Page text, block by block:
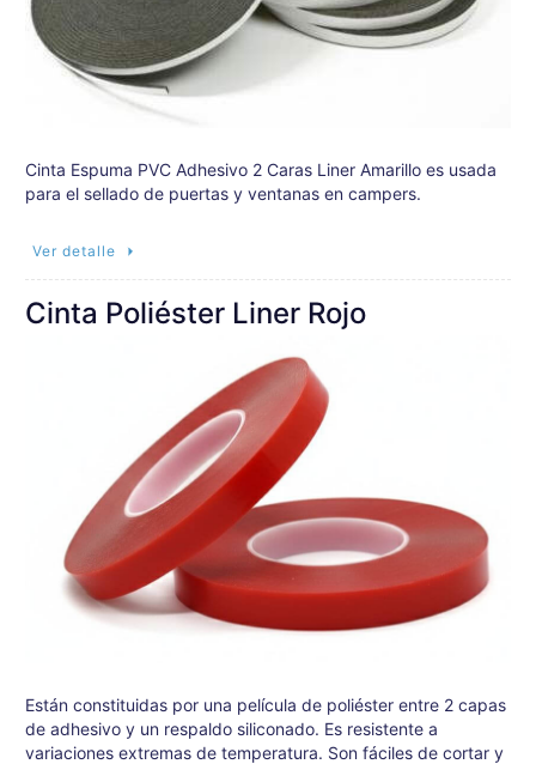
Cinta Espuma PVC Adhesivo 2 Caras Liner Amarillo es usada
para el sellado de puertas y ventanas en campers.
Ver detalle
Cinta Poliéster Liner Rojo
Están constituidas por una película de poliéster entre 2 capas
de adhesivo y un respaldo siliconado. Es resistente a
variaciones extremas de temperatura. Son fáciles de cortar y